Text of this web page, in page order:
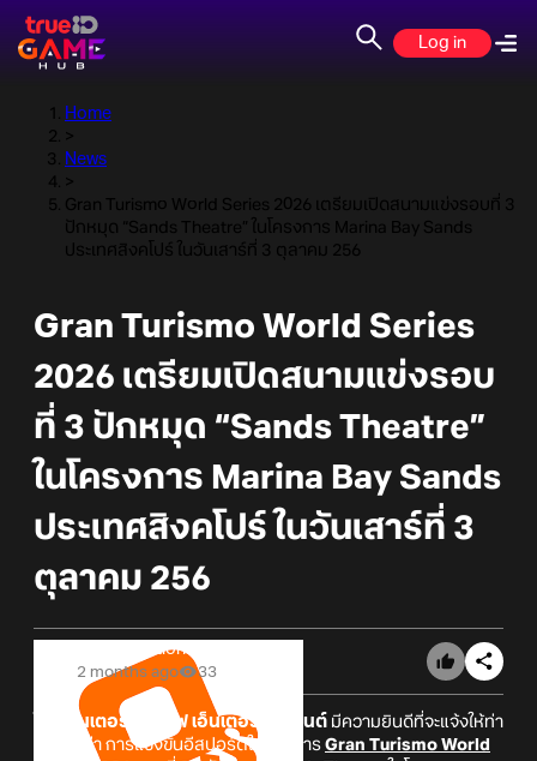
Log in
Home
>
News
>
Gran Turismo World Series 2026 เตรียมเปิดสนามแข่งรอบที่ 3
ปักหมุด “Sands Theatre” ในโครงการ Marina Bay Sands
ประเทศสิงคโปร์ ในวันเสาร์ที่ 3 ตุลาคม 256
Gran Turismo World Series
2026 เตรียมเปิดสนามแข่งรอบ
ที่ 3 ปักหมุด “Sands Theatre”
ในโครงการ Marina Bay Sands
ประเทศสิงคโปร์ ในวันเสาร์ที่ 3
ตุลาคม 256
Online Station
2 months ago
33
โซนี่ อินเตอร์แอคทีฟ เอ็นเตอร์เทนเมนต์ มีความยินดีที่จะแจ้งให้ท่า
นทราบว่า การแข่งขันอีสปอร์ตในรายการ Gran Turismo World